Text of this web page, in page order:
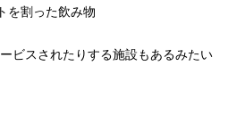
を割った飲み物
ビスされたりする施設もあるみたい